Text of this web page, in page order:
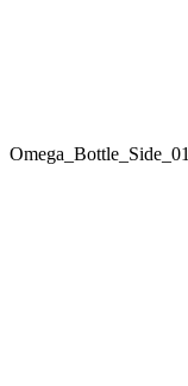
Omega_Bottle_Side_01